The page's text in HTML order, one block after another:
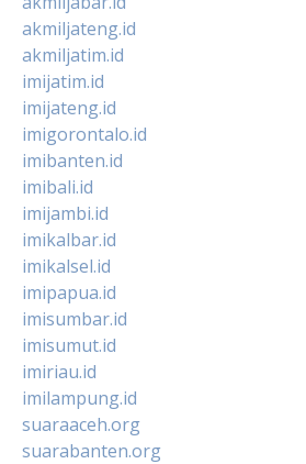
akmiljateng.id
akmiljatim.id
imijatim.id
imijateng.id
imigorontalo.id
imibanten.id
imibali.id
imijambi.id
imikalbar.id
imikalsel.id
imipapua.id
imisumbar.id
imisumut.id
imiriau.id
imilampung.id
suaraaceh.org
suarabanten.org